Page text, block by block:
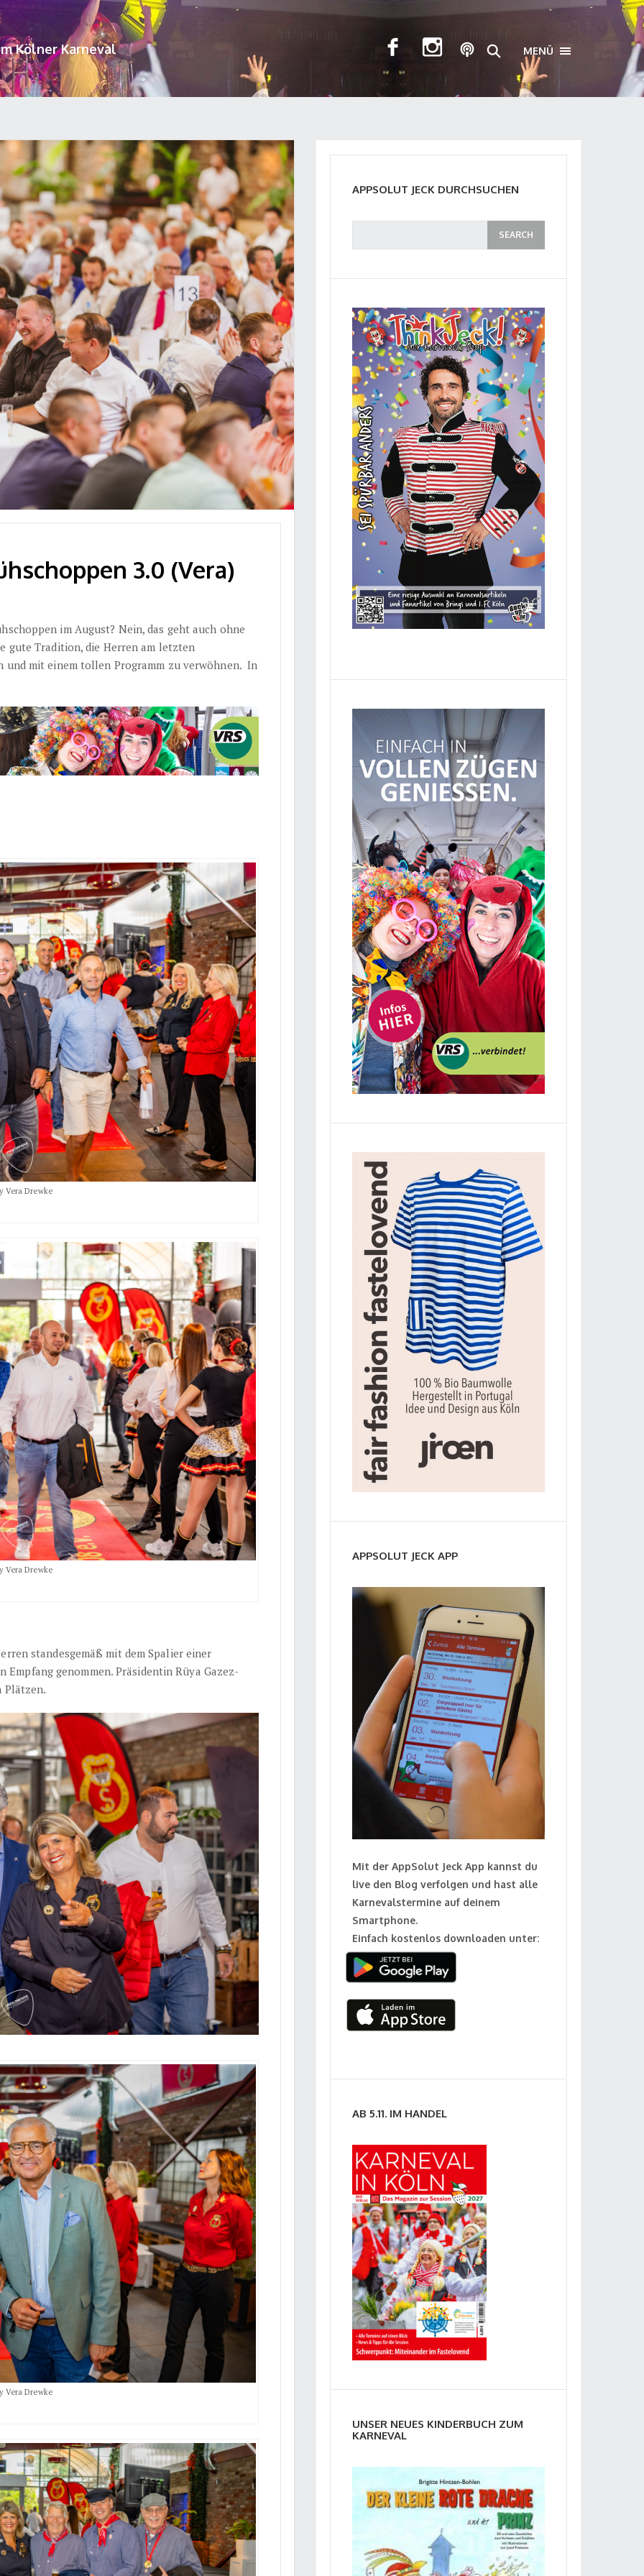
Kölner Karneval MENÜ TOGGLE
3.0 (Vera)
im August? Nein, das geht auch ohne
gute Tradition, die Herren am letzten
und mit einem tollen Programm zu verwöhnen. In
Vera Drewke
Vera Drewke
standesgemäß mit dem Spalier einer
genommen. Präsidentin Rüya Gazez-
Plätzen.
Vera Drewke
APPSOLUT JECK DURCHSUCHEN
APPSOLUT JECK APP
Mit der AppSolut Jeck App kannst du
live den Blog verfolgen und hast alle
Karnevalstermine auf deinem
Smartphone.
Einfach kostenlos downloaden unter:
AB 5.11. IM HANDEL
UNSER NEUES KINDERBUCH ZUM
KARNEVAL